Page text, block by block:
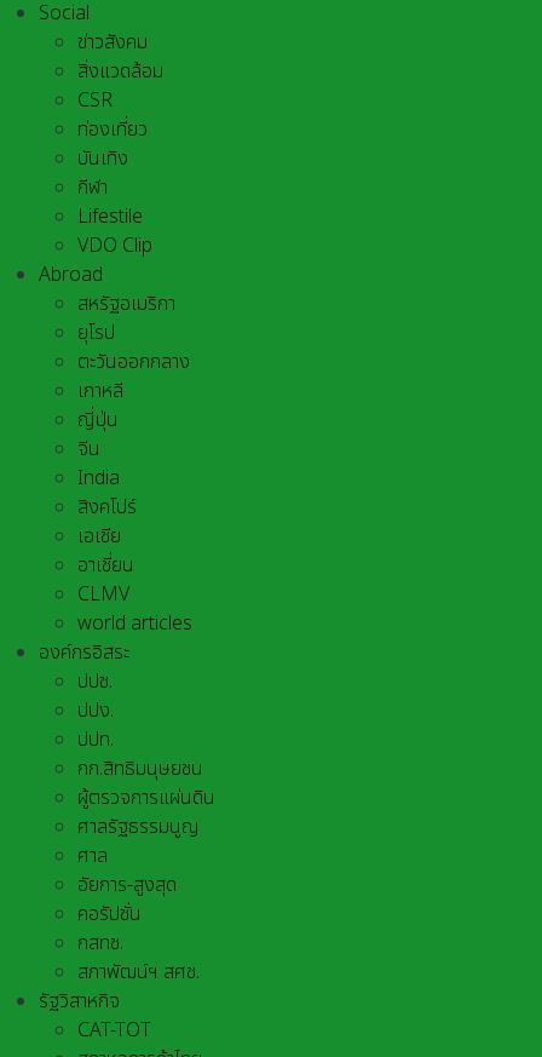
Social
ข่าวสังคม
สิ่งแวดล้อม
CSR
ท่องเที่ยว
บันเทิง
กีฬา
Lifestile
VDO Clip
Abroad
สหรัฐอเมริกา
ยุโรป
ตะวันออกกลาง
เกาหลี
ญี่ปุ่น
จีน
India
สิงคโปร์
เอเชีย
อาเชี่ยน
CLMV
world articles
องค์กรอิสระ
ปปช.
ปปง.
ปปท.
กก.สิทธิมนุษยชน
ผู้ตรวจการแผ่นดิน
ศาลรัฐธรรมนูญ
ศาล
อัยการ-สูงสุด
คอรัปชั่น
กสทช.
สภาพัฒน์ฯ สศช.
รัฐวิสาหกิจ
CAT-TOT